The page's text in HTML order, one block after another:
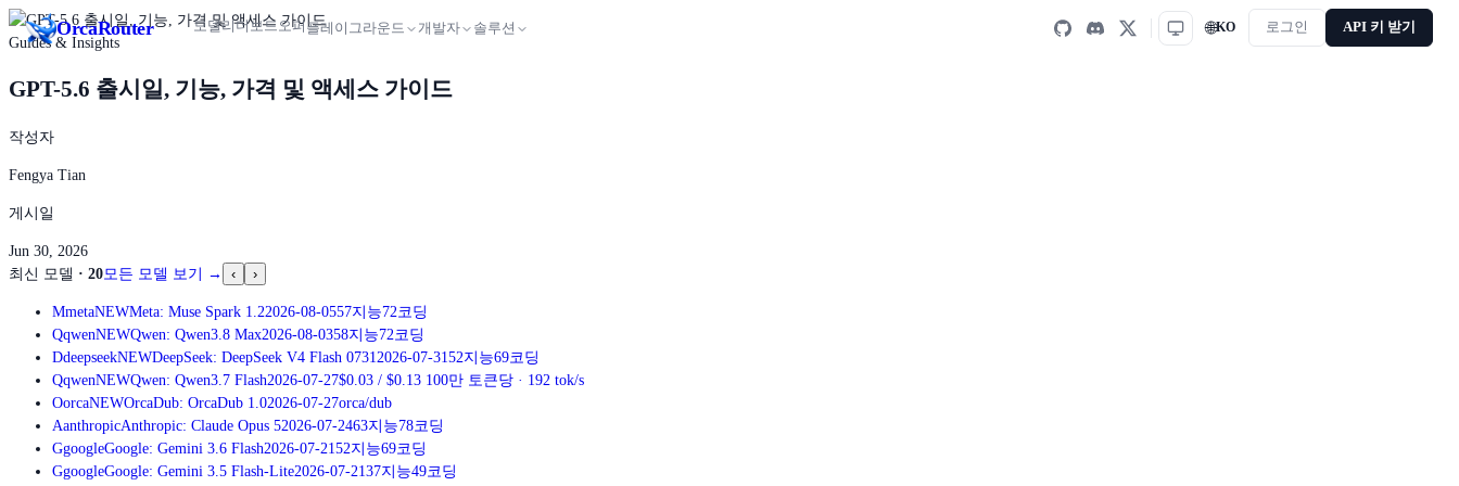
OrcaRouter 모델리더보드오퍼플레이그라운드 개발자 솔루션 🌐KO 로그인 API 키 받기
Guides & Insights
GPT-5.6 출시일, 기능, 가격 및 액세스 가이드
작성자
Fengya Tian
게시일
Jun 30, 2026
최신 모델 · 20모든 모델 보기 → ‹ ›
MmetaNEWMeta: Muse Spark 1.22026-08-0557지능72 코딩
QqwenNEWQwen: Qwen3.8 Max2026-08-0358지능72 코딩
DdeepseekNEWDeepSeek: DeepSeek V4 Flash 0731 2026-07-31 52지능69코딩
QqwenNEWQwen: Qwen3.7 Flash2026-07-27$0.03 / $0.13 100만 토큰당 · 192 tok/s
OorcaNEWOrcaDub: OrcaDub 1.02026-07-27orca/dub
AanthropicAnthropic: Claude Opus 52026-07-2463지능78코딩
GgoogleGoogle: Gemini 3.6 Flash2026-07-21 52지능69코딩
GgoogleGoogle: Gemini 3.5 Flash-Lite2026-07-21 37지능49코딩